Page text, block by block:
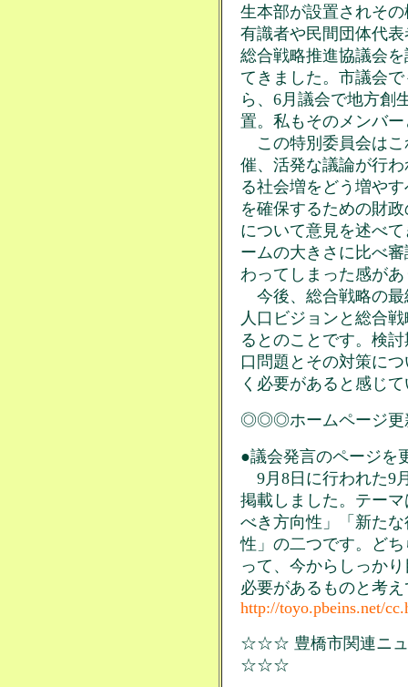
生本部が設置されそ
有識者や民間団体代
総合戦略推進協議会
てきました。市議会
ら、6月議会で地方創
置。私もそのメンバ
この特別委員会はこ
催、活発な議論が行
る社会増をどう増や
を確保するための財
について意見を述べ
ームの大きさに比べ
わってしまった感が
今後、総合戦略の最
人口ビジョンと総合
るとのことです。検
口問題とその対策に
く必要があると感じ
◎◎◎ホームページ
●議会発言のページを
9月8日に行われた9
掲載しました。テー
べき方向性」「新た
性」の二つです。ど
って、今からしっか
必要があるものと考
http://toyo.pbeins.net/
☆☆☆ 豊橋市関連ニュ
☆☆☆